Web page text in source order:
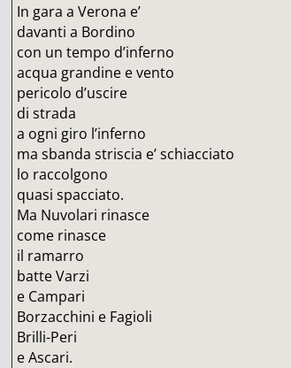
In gara a Verona e’
davanti a Bordino
con un tempo d’inferno
acqua grandine e vento
pericolo d’uscire
di strada
a ogni giro l’inferno
ma sbanda striscia e’ schiacciato
lo raccolgono
quasi spacciato.
Ma Nuvolari rinasce
come rinasce
il ramarro
batte Varzi
e Campari
Borzacchini e Fagioli
Brilli-Peri
e Ascari.